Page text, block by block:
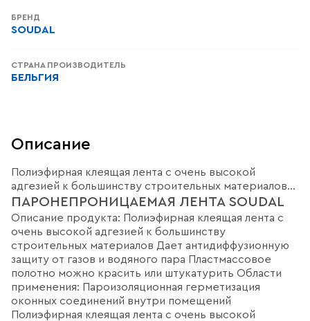
БРЕНД
SOUDAL
СТРАНА ПРОИЗВОДИТЕЛЬ
БЕЛЬГИЯ
Описание
Полиэфирная клеящая лента с очень высокой
адгезией к большинству строительных материалов…
ПАРОНЕПРОНИЦАЕМАЯ ЛЕНТА SOUDAL
Описание продукта: Полиэфирная клеящая лента с
очень высокой адгезией к большинству
строительных материалов Дает антидиффузионную
защиту от газов и водяного пара Пластмассовое
полотно можно красить или штукатурить Области
применения: Пароизоляционная герметизация
оконных соединений внутри помещений
Полиэфирная клеящая лента с очень высокой